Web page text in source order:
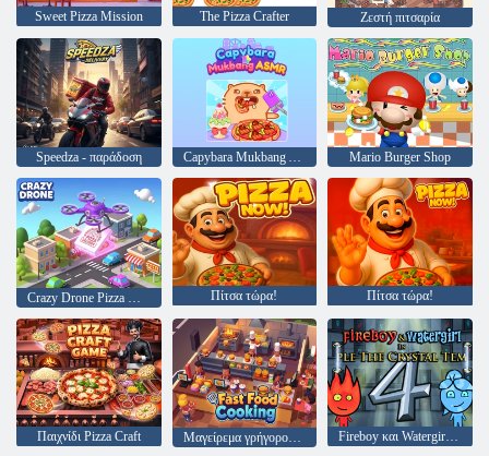
Sweet Pizza Mission The Pizza Crafter Ζεστή πιτσαρία
Speedza - παράδοση Mario Burger Shop
Πίτσα τώρα! Πίτσα τώρα!
Παιχνίδι Pizza Craft Μαγείρεμα γρήγορου φαγητού Fireboy και Watergirl 4: Crystal Temple